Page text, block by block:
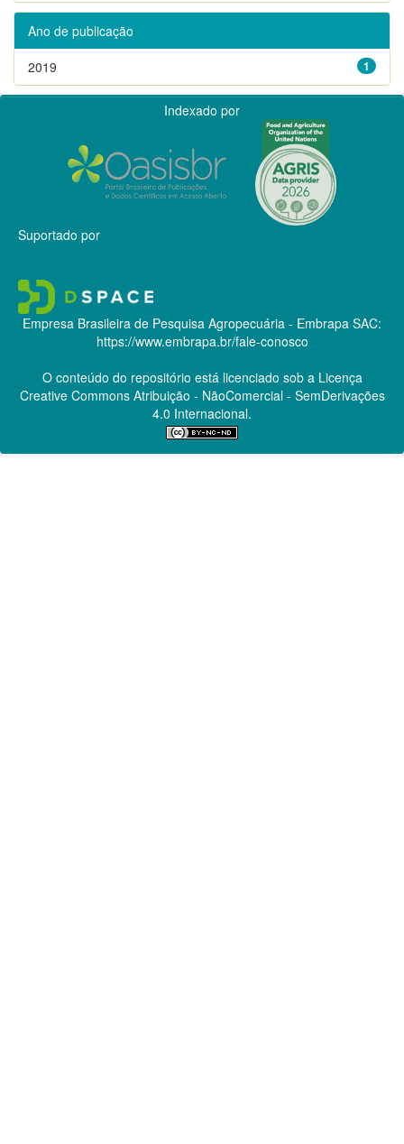
Ano de publicação
1
2019
Indexado por
Suportado por
Empresa Brasileira de Pesquisa Agropecuária - Embrapa SAC:
https://www.embrapa.br/fale-conosco
O conteúdo do repositório está licenciado sob a Licença
Creative CommonsAtribuição - NãoComercial - SemDerivações
4.0 Internacional.